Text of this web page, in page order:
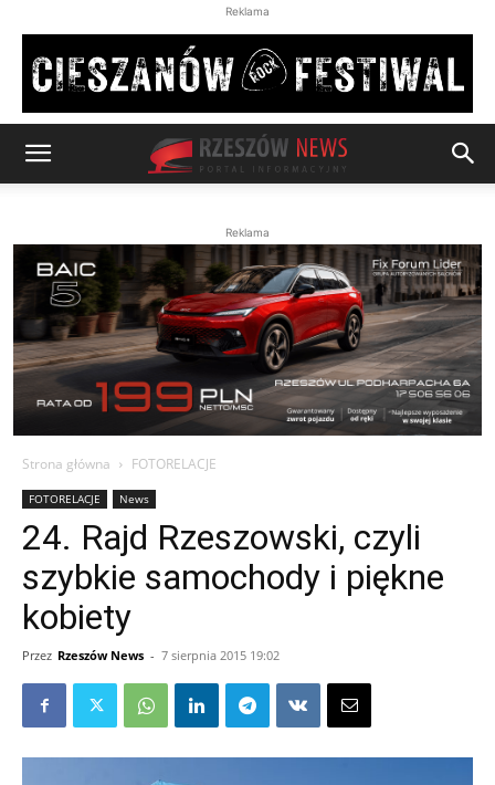
Reklama
Reklama
Strona główna FOTORELACJE
FOTORELACJE News
24. Rajd Rzeszowski, czyli
szybkie samochody i piękne
kobiety
Przez Rzeszów News - 7 sierpnia 2015 19:02